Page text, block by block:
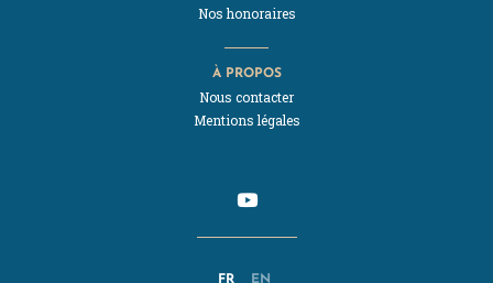
FR EN
Nos honoraires
À PROPOS
Nous contacter
Mentions légales